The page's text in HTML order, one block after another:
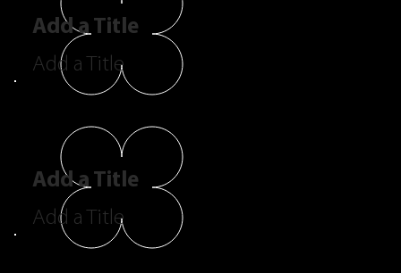
Add a Title
Add a Title
Add a Title
Add a Title